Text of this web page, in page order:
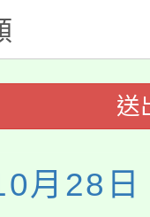
》溝
迎學生
諮商輔
生報名參
送
月28